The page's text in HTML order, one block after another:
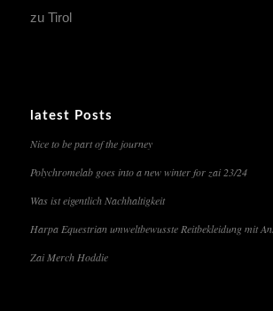
zu Tirol
latest Posts
Nice to be part of the journey
Polychromelab goes into a new winter for zai 23/24
Was ist eigentlich Nachhaltigkeit
Harpa Equestrian umweltbewusste Reitbekleidung mit
Zai Merch Hoddie